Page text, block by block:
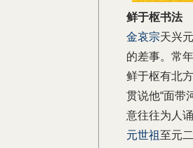
鲜于枢书法
金哀宗天兴
的差事。常
鲜于枢有北
贯说他“面带
意往往为人
元世祖至元